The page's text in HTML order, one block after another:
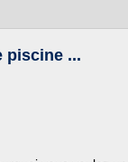
piscine ...